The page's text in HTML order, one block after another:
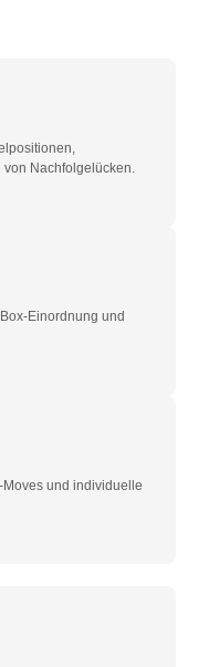
Nachfolgelücken.
Einordnung und
und individuelle